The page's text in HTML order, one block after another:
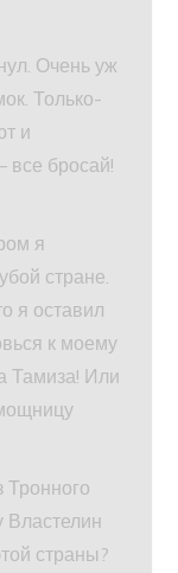
Очень уж
Только-
и
все бросай!
я
стране.
я оставил
к моему
Тамиза! Или
Властелин
страны?